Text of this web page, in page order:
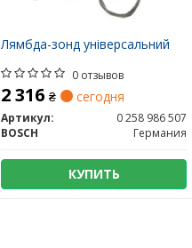
Лямбда-зонд універсальний
0 отзывов
2 316 ₴ сегодня
Артикул:
0 258 986 507
BOSCH
Германия
КУПИТЬ